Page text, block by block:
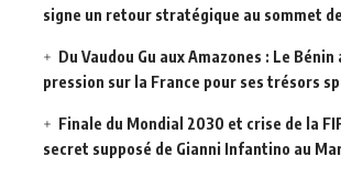
signe un retour stratégique au sommet
Du Vaudou Gu aux Amazones : Le
pression sur la France pour ses trésors
Finale du Mondial 2030 et crise de la
secret supposé de Gianni Infantino au